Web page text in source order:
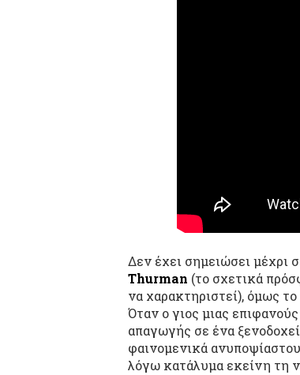
Δεν έχει σημειώσει μέχρι
Thurman (το σχετικά
να χαρακτηριστεί), όμως το
Όταν ο γιος μιας
απαγωγής σε ένα
φαινομενικά
λόγω κατάλυμα εκείνη τη